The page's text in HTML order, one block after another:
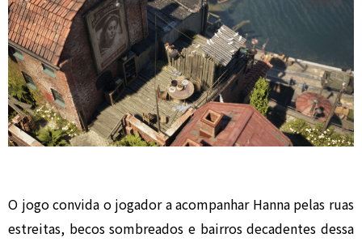
O jogo convida o jogador a acompanhar Hanna pelas ruas
estreitas, becos sombreados e bairros decadentes dessa